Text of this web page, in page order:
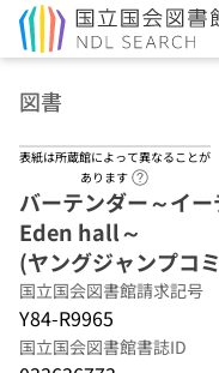
図書
表紙は所蔵館によって異なることが
あります
バーテンダー～イ
Eden hall～
(ヤングジャンプコ
国立国会図書館請求記号
Y84-R9965
国立国会図書館書誌ID